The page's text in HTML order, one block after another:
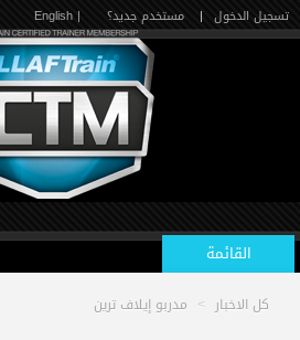
تسجيل الدخول | مستخدم جديد؟ | English
القائمة
الرئيسية
كل الاخبار > مدربو إيلاف ترين